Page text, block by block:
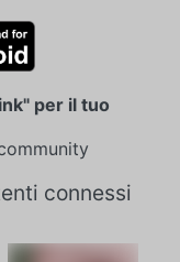
per il tuo
connessi